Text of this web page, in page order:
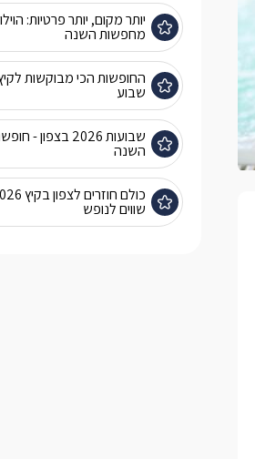
יותר מקום, יותר פרטיות:
מחפשות השנה
שבוע
שבועות 2026
השנה
שווים לנופש